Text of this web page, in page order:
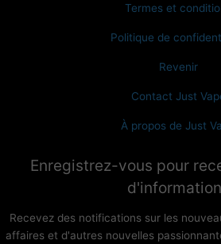
Termes et
Politique de
Revenir
Contact Just
À propos de Just
Enregistrez-vous pour
Recevez des notifications sur les
affaires et d'autres nouvelles